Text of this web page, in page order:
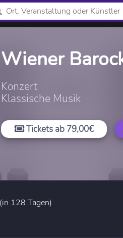
Wiener
Konzert
Klassische Musik
Tickets ab 79,00€
128 Tagen)